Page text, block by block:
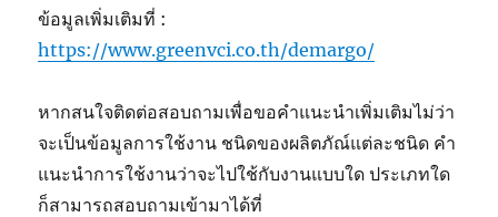
ข้อมูลเพิ่มเติมที่ :
https://www.greenvci.co.th/demargo/
หากสนใจติดต่อสอบถามเพื่อขอคำแนะนำเพิ่มเติมไม่ว่า
จะเป็นข้อมูลการใช้งาน ชนิดของผลิตภัณ์แต่ละชนิด คำ
แนะนำการใช้งานว่าจะไปใช้กับงานแบบใด ประเภทใด
ก็สามารถสอบถามเข้ามาได้ที่